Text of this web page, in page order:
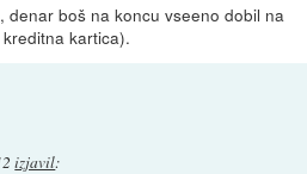
denar boš na koncu vseeno dobil na
kartica).
izjavil: